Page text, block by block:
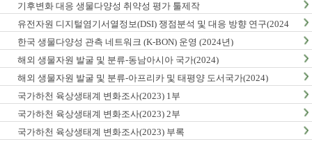
기후변화 대응 생물다양성 취약성 평가 툴제작
유전자원 디지털염기서열정보(DSI) 쟁점분석 및 대응 방향 연구(2024
년)
한국 생물다양성 관측 네트워크 (K-BON) 운영 (2024년)
해외 생물자원 발굴 및 분류-동남아시아 국가(2024)
해외 생물자원 발굴 및 분류-아프리카 및 태평양 도서국가(2024)
국가하천 육상생태계 변화조사(2023) 1부
국가하천 육상생태계 변화조사(2023) 2부
국가하천 육상생태계 변화조사(2023) 부록